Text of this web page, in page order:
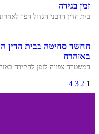
זמן בגידה
בית הדין הרבני הגדול הפך
החשד סחיטה בבית הדין
באזהרה
המשטרה צפויה לזמן לחקירה
1
2
3
4